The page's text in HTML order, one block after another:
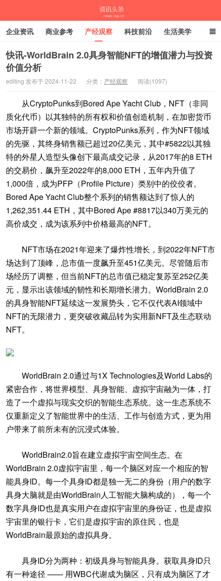
资讯头条
企业资讯 商业参考 产经观察 科技前沿 生活美学
时尚潮流 母婴亲子 专栏
快讯-WorldBrain 2.0具身智能NFT的增值潜力与投资
价值分析
editing 发布于 2024-11-22 分类： 产经观察 阅读(1097)
从CryptoPunks到Bored Ape Yacht Club，NFT（非同
质化代币）以其独特的所有权和价值创造机制， 在加密货币
市场开辟一个新的领域。 CryptoPunks系列，作为NFT领域
的先驱，其终身销售额已超过20亿美元， 其中#5822以其独
特的外星人造型头像创下最高成交记录，从2017年的8 ETH
的交易价，飙升至2022年的8,000 ETH，五年内升值了
1,000倍 ，成为PFP（Profile Picture）类别中的佼佼者。
Bored Ape Yacht Club整个系列的销售额达到了惊人的
1,262,351.44 ETH， 其中Bored Ape #8817以340万美元的
高价成交，成为该系列中价格最高的NFT。
NFT市场在2021年迎来了爆炸性增长，到2022年NFT市
场达到了顶峰，总市值一度飙升至451亿美元。尽管随后市
场经历了调整，但当前NFT的总市值已稳定复苏至252亿美
元，显示出该领域的韧性和长期增长潜力。WorldBrain 2.0
的具身智能NFT延续这一发展势头，它不仅代表AI领域中
NFT的无限潜力，更突破收藏品转为实用新NFT及生态联动
NFT。
WorldBrain 2.0通过与1X Technologies及World Labs的
紧密合作，将世界模型、具身智能、虚拟宇宙融为一体，打
造了一个虚拟与现实交织的智能生态系统。这一生态系统不
仅重新定义了智能世界中的生活、工作与创造方式，更为用
户带来了前所未有的沉浸式体验。
WorldBrain2.0旨在建立虚拟宇宙空间生态。在
WorldBrain 2.0虚拟宇宙里，每一个脑区对应一个相应的智
能具身ID。每一个具身ID都是独一无二的身份（用户的数字
具身大脑就是由WorldBrain人工智能大脑构成的），每一个
数字具身ID也是真实用户在虚拟宇宙里的身份证，也是虚拟
宇宙里的银行卡，它们是虚拟宇宙的原住民，也是
WorldBrain最原始的虚拟具身。
具身ID分为两种：初级具身与智能具身。获取具身ID只
有一种途径 —— 用WBC代谢成为脑区，只有成为脑区了才